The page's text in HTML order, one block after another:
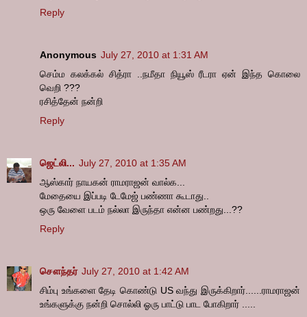
Reply
Anonymous July 27, 2010 at 1:31 AM
செம்ம கலக்கல் சித்ரா ..நமீதா நியூஸ் ரீடரா ஏன் இந்த கொலை
வெறி ???
ரசித்தேன் நன்றி
Reply
ஜெட்லி... July 27, 2010 at 1:35 AM
ஆஸ்கார் நாயகன் ராமராஜன் வால்க...
மேதையை இப்படி டேமேஜ் பண்ணா கூடாது..
ஒரு வேளை படம் நல்லா இருந்தா என்ன பண்றது...??
Reply
சௌந்தர் July 27, 2010 at 1:42 AM
சிம்பு உங்களை தேடி கொண்டு US வந்து இருக்கிறார்......ராமராஜன்
உங்களுக்கு நன்றி சொல்லி ஓரு பாட்டு பாட போகிறார் .....